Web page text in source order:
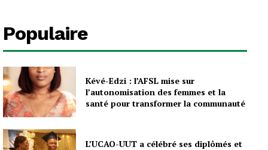
Populaire
Kévé-Edzi : l’AFSL mise sur
l’autonomisation des femmes et la
santé pour transformer la communauté
L’UCAO-UUT a célébré ses diplômés et